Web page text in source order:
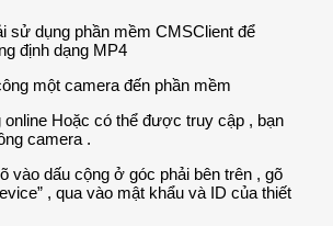
sử dụng phần mềm CMSClient để
định dạng MP4
một camera đến phần mềm
online Hoặc có thể được truy cập , bạn
camera .
vào dấu cộng ở góc phải bên trên , gõ
, qua vào mật khẩu và ID của thiết